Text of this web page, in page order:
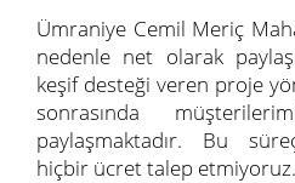
Ümraniye Cemil Meriç
nedenle net olarak
keşif desteği veren proje
sonrasında
paylaşmaktadır. Bu
hiçbir ücret talep etmiyoruz.